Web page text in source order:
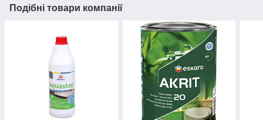
Подібні товари компанії